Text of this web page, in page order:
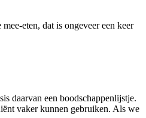
eten, dat is ongeveer een keer
daarvan een boodschappenlijstje.
vaker kunnen gebruiken. Als we